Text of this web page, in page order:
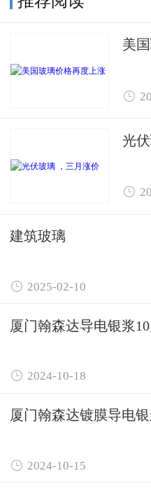
美

光

建筑玻璃
 2025-02-10
厦门翰森达导电银浆
 2024-10-18
厦门翰森达镀膜导电
 2024-10-15